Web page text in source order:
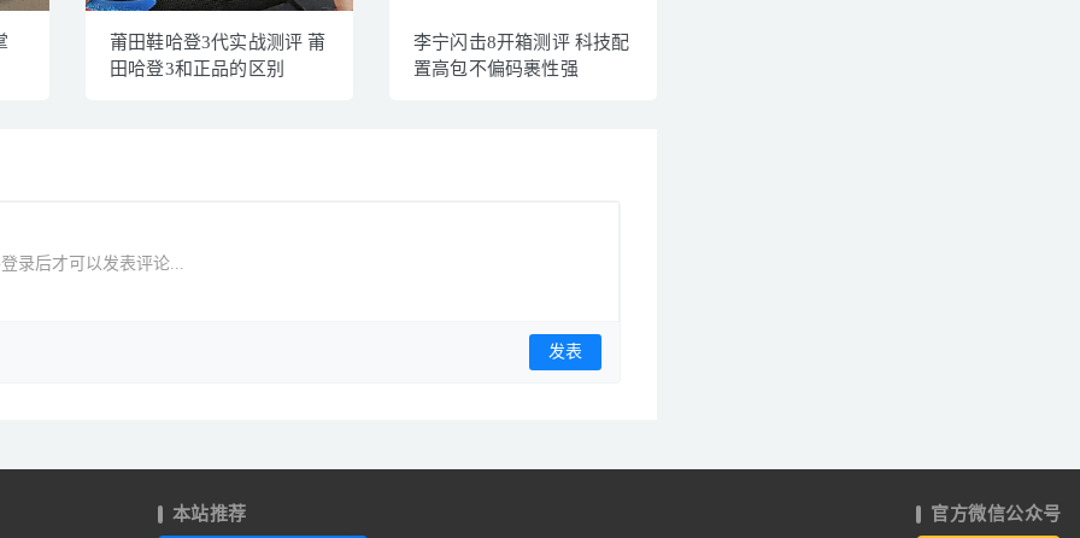
莆田鞋哈登3代实战测评 莆
田哈登3和正品的区别
李宁闪击8开箱测评 科技配
置高包不偏码裹性强
录后才可以发表评论...
本站推荐 官方微信公众号